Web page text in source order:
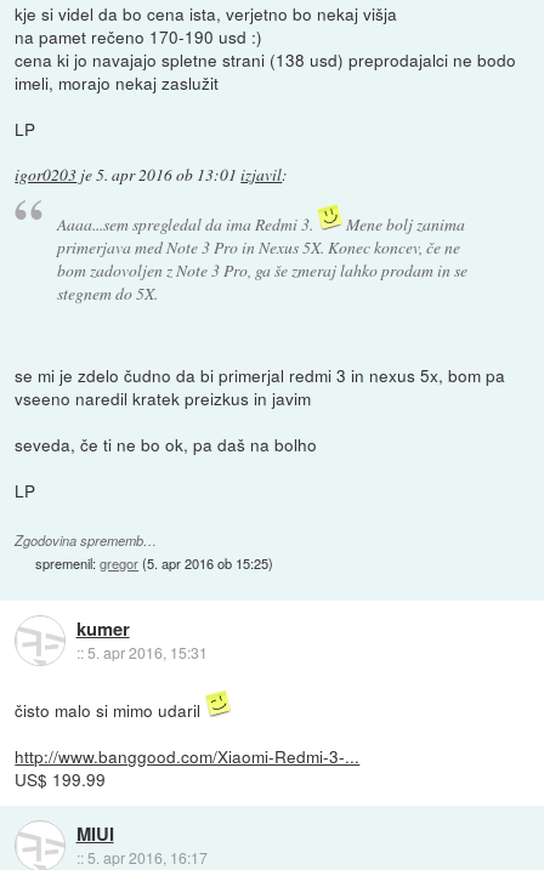
kje si videl da bo cena ista, verjetno bo nekaj višja
na pamet rečeno 170-190 usd :)
cena ki jo navajajo spletne strani (138 usd) preprodajalci ne bodo
imeli, morajo nekaj zaslužit
LP
igor0203 je5. apr 2016 ob 13:01 izjavil:
Aaaa...sem spregledal da ima Redmi 3.
Mene bolj zanima
primerjava med Note 3 Pro in Nexus 5X. Konec koncev, če ne
bom zadovoljen z Note 3 Pro, ga še zmeraj lahko prodam in se
stegnem do 5X.
se mi je zdelo čudno da bi primerjal redmi 3 in nexus 5x, bom pa
vseeno naredil kratek preizkus in javim
seveda, če ti ne bo ok, pa daš na bolho
LP
Zgodovina sprememb…
spremenil:gregor(5. apr 2016 ob 15:25)
kumer
::5. apr 2016, 15:31
čisto malo si mimo udaril
http://www.banggood.com/Xiaomi-Redmi-3-...
US$ 199.99
MIUI
:: 5. apr 2016, 16:17